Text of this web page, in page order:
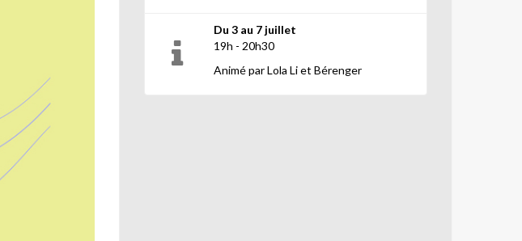
Du 3 au 7 juillet
19h - 20h30
Animé par Lola Li et Bérenger